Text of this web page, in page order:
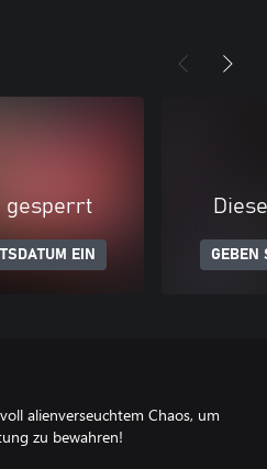
gesperrt
EIN GEBEN
alienverseuchtem Chaos, um
zu bewahren!